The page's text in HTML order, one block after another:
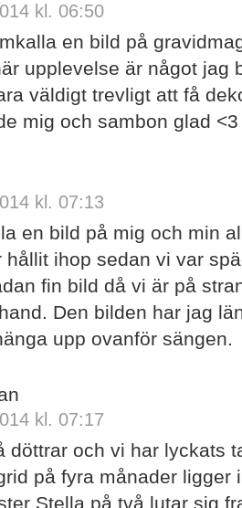
kl. 06:50
en bild på
upplevelse är något jag
väldigt trevligt att få
mig och sambon glad <3
kl. 07:13
en bild på mig och min
hållit ihop sedan vi var
fin bild då vi är på
Den bilden har jag
upp ovanför sängen.
kl. 07:17
döttrar och vi har lyckats
på fyra månader ligger
Stella på två lutar sig